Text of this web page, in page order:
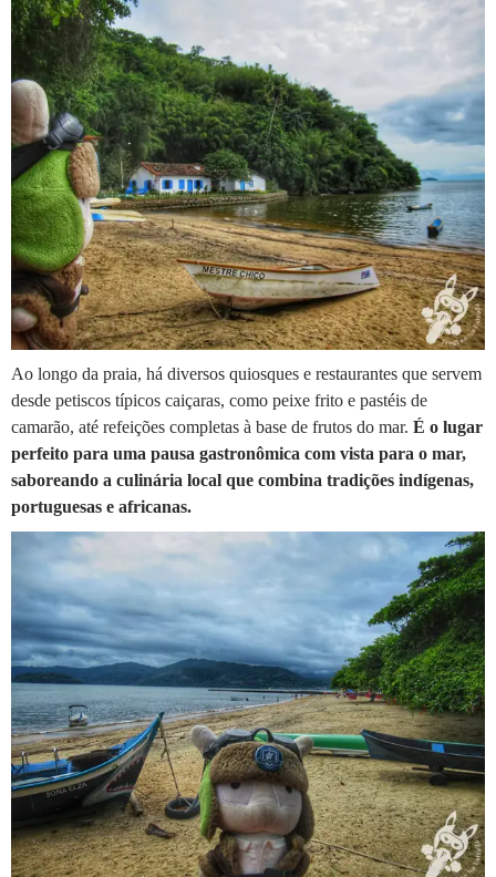
Ao longo da praia, há diversos quiosques e restaurantes que servem
desde petiscos típicos caiçaras, como peixe frito e pastéis de
camarão, até refeições completas à base de frutos do mar. É o lugar
perfeito para uma pausa gastronômica com vista para o mar,
saboreando a culinária local que combina tradições indígenas,
portuguesas e africanas.